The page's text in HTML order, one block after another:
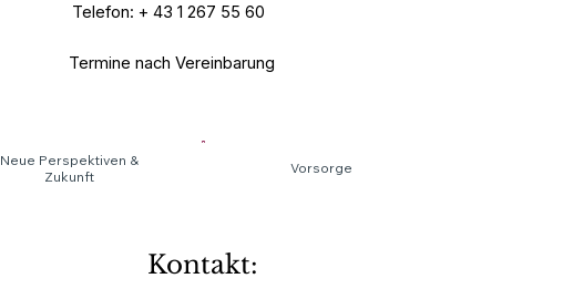
Telefon: + 43 1 267 55 60
Termine nach Vereinbarung
Neue Perspektiven &
Zukunft
Vorsorge
Kontakt: